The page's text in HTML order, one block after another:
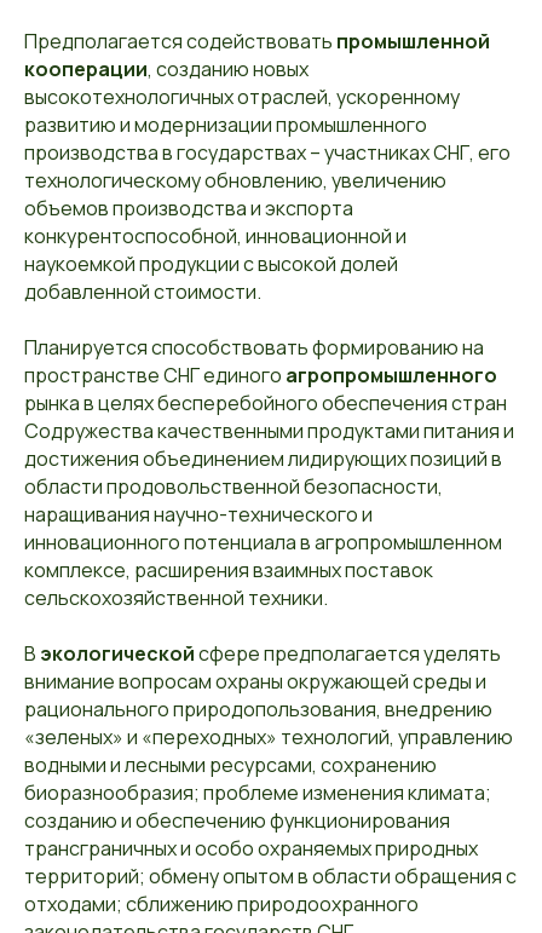
Предполагается содействовать промышленной
кооперации, созданию новых
высокотехнологичных отраслей, ускоренному
развитию и модернизации промышленного
производства в государствах – участниках СНГ, его
технологическому обновлению, увеличению
объемов производства и экспорта
конкурентоспособной, инновационной и
наукоемкой продукции с высокой долей
добавленной стоимости.
Планируется способствовать формированию на
пространстве СНГ единого агропромышленного
рынка в целях бесперебойного обеспечения стран
Содружества качественными продуктами питания и
достижения объединением лидирующих позиций в
области продовольственной безопасности,
наращивания научно-технического и
инновационного потенциала в агропромышленном
комплексе, расширения взаимных поставок
сельскохозяйственной техники.
В экологическойсфере предполагается уделять
внимание вопросам охраны окружающей среды и
рационального природопользования, внедрению
«зеленых» и «переходных» технологий, управлению
водными и лесными ресурсами, сохранению
биоразнообразия; проблеме изменения климата;
созданию и обеспечению функционирования
трансграничных и особо охраняемых природных
территорий; обмену опытом в области обращения с
отходами; сближению природоохранного